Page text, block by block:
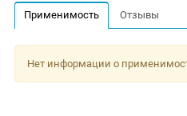
Применимость Отзывы
Нет информации о